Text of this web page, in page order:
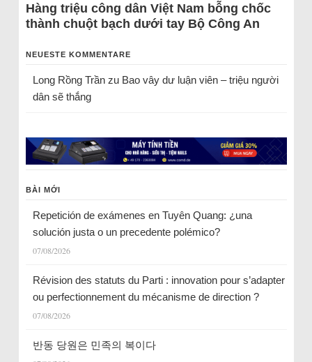
Hàng triệu công dân Việt Nam bỗng chốc
thành chuột bạch dưới tay Bộ Công An
NEUESTE KOMMENTARE
Long Rồng Trầnzu Bao vây dư luận viên – triệu người
dân sẽ thắng
BÀI MỚI
Repetición de exámenes en Tuyên Quang: ¿una
solución justa o un precedente polémico?
07/08/2026
Révision des statuts du Parti : innovation pour s’adapter
ou perfectionnement du mécanisme de direction ?
07/08/2026
반동 당원은 민족의 복이다